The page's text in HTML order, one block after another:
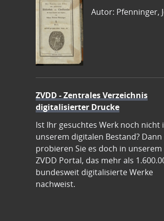
Autor: Pfenninger,
ZVDD - Zentrales Verzeichnis
digitalisierter Drucke
Ist Ihr gesuchtes Werk noch nicht
unserem digitalen Bestand? Dann
probieren Sie es doch in unserem
ZVDD Portal, das mehr als
bundesweit digitalisierte Werke
nachweist.